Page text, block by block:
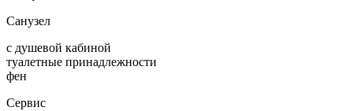
Санузел
с душевой кабиной
туалетные принадлежности
фен
Сервис